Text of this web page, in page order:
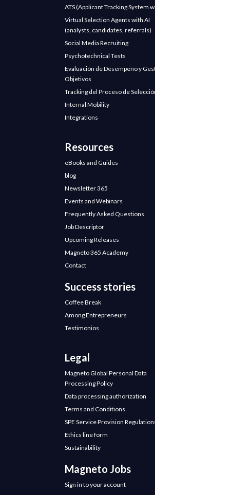
ATS (Applicant Tracking System with AI)
Virtual Selection Agents with AI
(analysts, candidates, referrals)
Social Media Recruiting
Psychotechnical Tests
Evaluación de Desempeño y Gestión de
Objetivos
Tracking del Proceso de Selección
Internal Mobility
Integrations
Resources
eBooks and Guides
blog
Newsletter 365
Events and Webinars
Frequently Asked Questions
Job Descriptor
Upcoming Releases
Magneto 365 Academy
Contact
Success stories
Coffee Break
Among Entrepreneurs
Testimonios
Legal
Magneto Global Personal Data
Processing Policy
Data processing authorization
Terms and Conditions
SPE Service Provision Regulations
Ethics line form
Sustainability
Magneto Jobs
Sign in to your account